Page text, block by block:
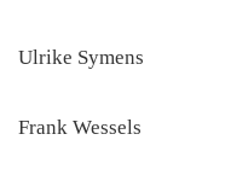
Ulrike Symens
Frank Wessels